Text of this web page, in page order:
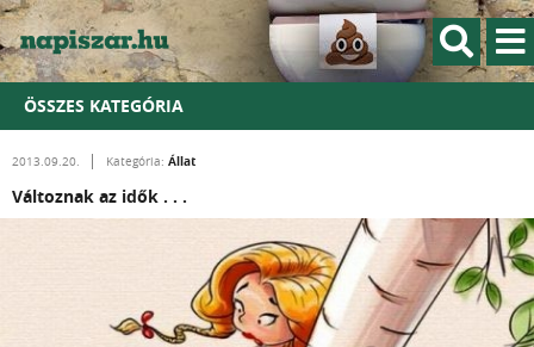
ÖSSZES KATEGÓRIA
2013.09.20. Kategória: Állat
Változnak az idők . . .